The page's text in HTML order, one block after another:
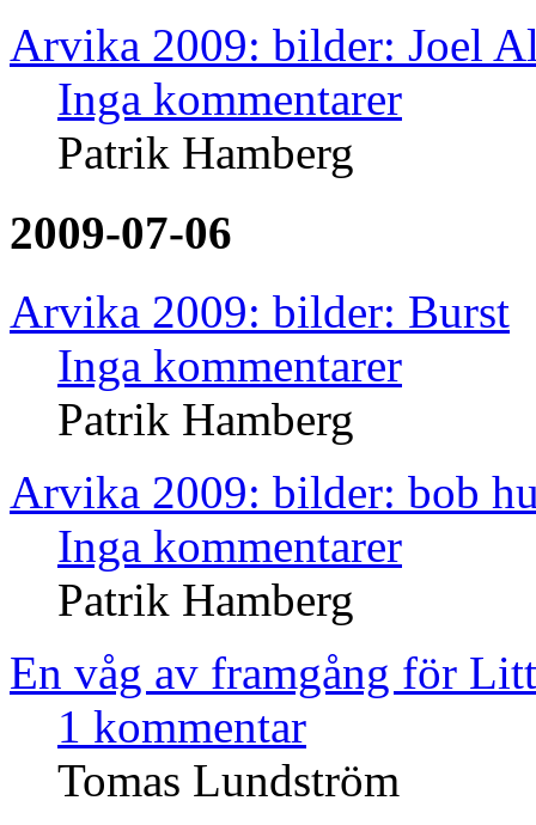
Arvika 2009: bilder: Joel
Inga kommentarer
Patrik Hamberg
2009-07-06
Arvika 2009: bilder: Burst
Inga kommentarer
Patrik Hamberg
Arvika 2009: bilder: bob
Inga kommentarer
Patrik Hamberg
En våg av framgång för
1 kommentar
Tomas Lundström